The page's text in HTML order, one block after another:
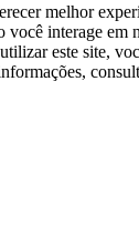
melhor
você interage em
este site,